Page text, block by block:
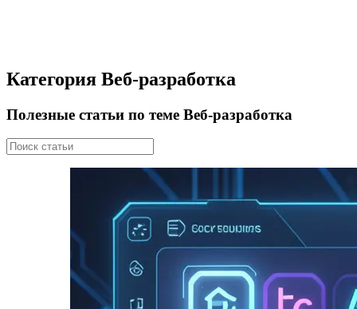
Категория Веб-разработка
Полезные статьи по теме Веб-разработка